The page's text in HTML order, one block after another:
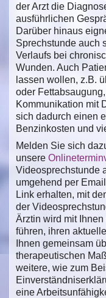
der Arzt die
ausführlichen
Darüber hinaus
Sprechstunde auch
Verlaufs bei
Wunden. Auch
lassen wollen, z.B.
oder
Kommunikation mit
sich dadurch einen
Benzinkosten und
Melden Sie sich
unsere
Videosprechstunde
umgehend per
Link erhalten, mit
der
Ärztin wird mit
führen, ihren
Ihnen gemeinsam
therapeutischen
weitere, wie zum
eine